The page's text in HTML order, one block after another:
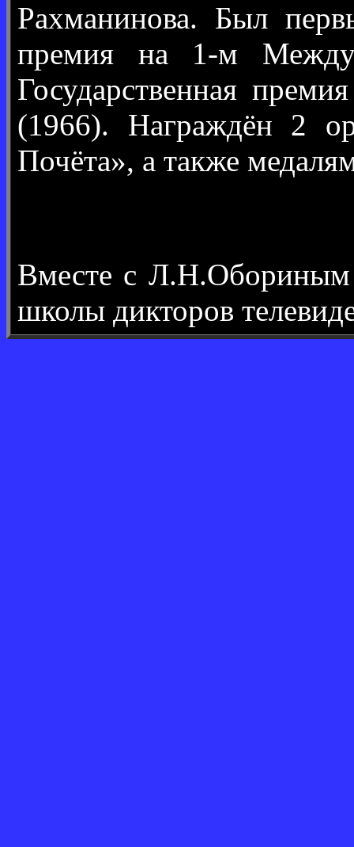
Рахманинова. Был
премия на 1-м
Государственная
(1966). Награждён 2
Почёта», а также
Вместе с
школы дикторов